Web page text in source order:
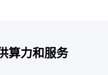
算力和服务